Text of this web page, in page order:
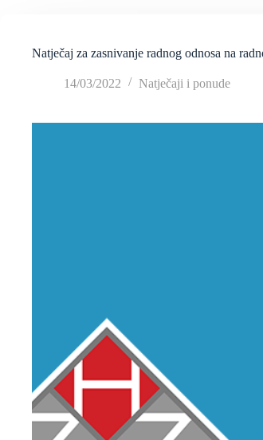
Natječaj za zasnivanje radnog odnosa na
14/03/2022 Natječaji i ponude